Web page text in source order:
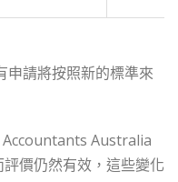
申請將按照新的標準來
Australia
價仍然有效，這些變化